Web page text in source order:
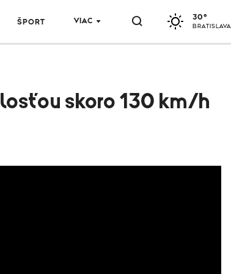
ŠPORT VIAC 30°
BRATISLAVA
skoro 130 km/h